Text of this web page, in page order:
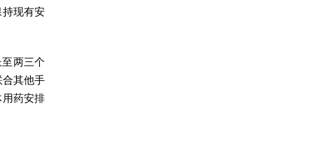
现有安
两三个
其他手
药安排